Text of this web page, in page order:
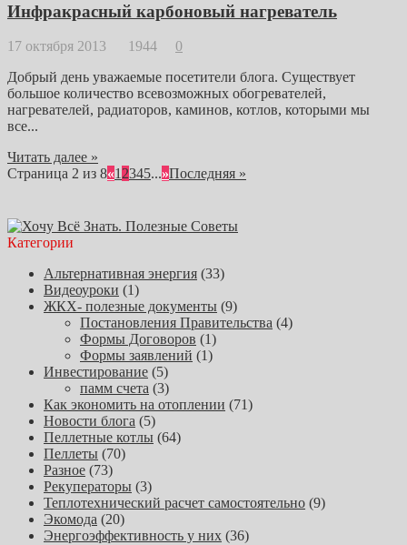
Инфракрасный карбоновый нагреватель
17 октября 2013 1944 0
Добрый день уважаемые посетители блога. Существует
большое количество всевозможных обогревателей,
нагревателей, радиаторов, каминов, котлов, которыми мы
все...
Читать далее »
Страница 2 из 8«1 2345...»Последняя »
Категории
Альтернативная энергия (33)
Видеоуроки (1)
ЖКХ- полезные документы (9)
Постановления Правительства (4)
Формы Договоров (1)
Формы заявлений (1)
Инвестирование (5)
памм счета (3)
Как экономить на отоплении (71)
Новости блога (5)
Пеллетные котлы (64)
Пеллеты (70)
Разное (73)
Рекуператоры (3)
Теплотехнический расчет самостоятельно (9)
Экомода (20)
Энергоэффективность у них (36)